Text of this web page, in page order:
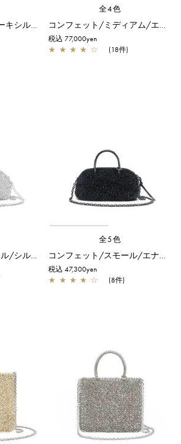
コッパ/スモール/カーキシルバー
全4色
コンフェット/ミディアム/エナメルブラック
税込 77,000yen
★ ★ ★ ★ ☆ (18件)
コンフェット/スモール/シルバー
全5色
コンフェット/スモール/エナメルブラック
税込 47,300yen
★ ★ ★ ★ ☆ (8件)